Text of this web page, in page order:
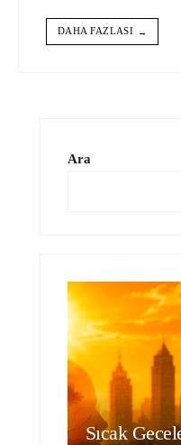
DAHA FAZLASI →
Ara
Sıcak